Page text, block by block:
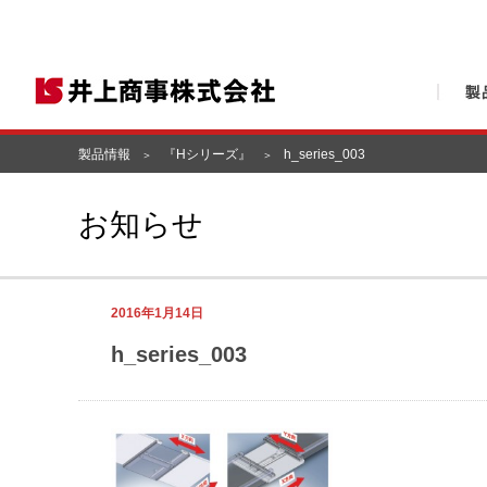
製品情報 『Hシリーズ』 h_series_003
お知らせ
2016年1月14日
h_series_003